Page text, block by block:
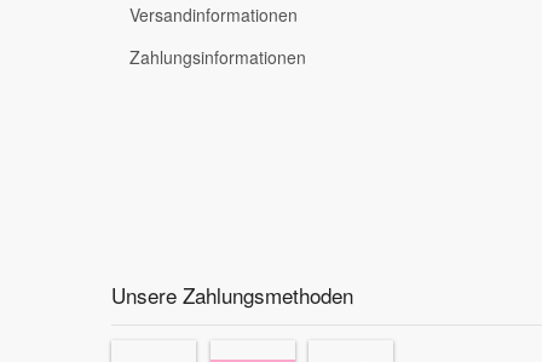
Versandinformationen
Zahlungsinformationen
Unsere Zahlungsmethoden
Seat Ersatzteile